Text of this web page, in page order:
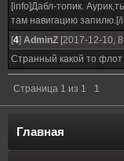
[info]Дабл-топик.
там навигацию запилю.[/
[4] AdminZ [2017-12-10,
Странный какой то флот
Страница 1 из 1 1
Главная